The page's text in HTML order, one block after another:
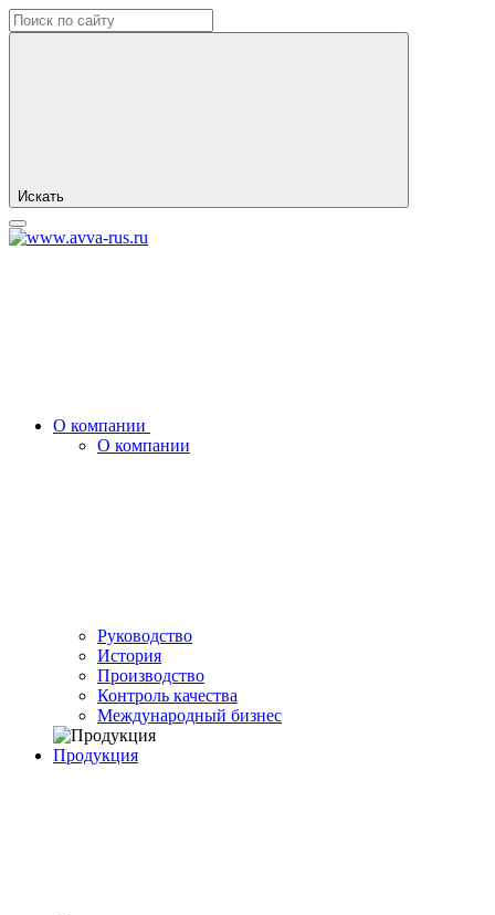
Искать
О компании
О компании
Руководство
История
Производство
Контроль качества
Международный бизнес
Продукция